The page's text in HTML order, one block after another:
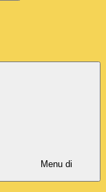
Menu di